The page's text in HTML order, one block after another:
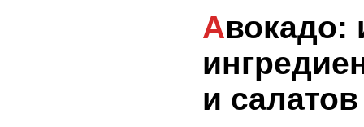
Авокадо: идеальный
и салатов